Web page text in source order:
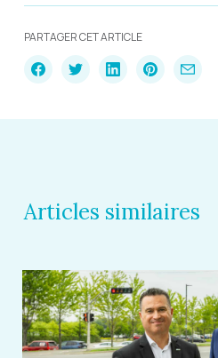
PARTAGER CET ARTICLE
Articles similaires